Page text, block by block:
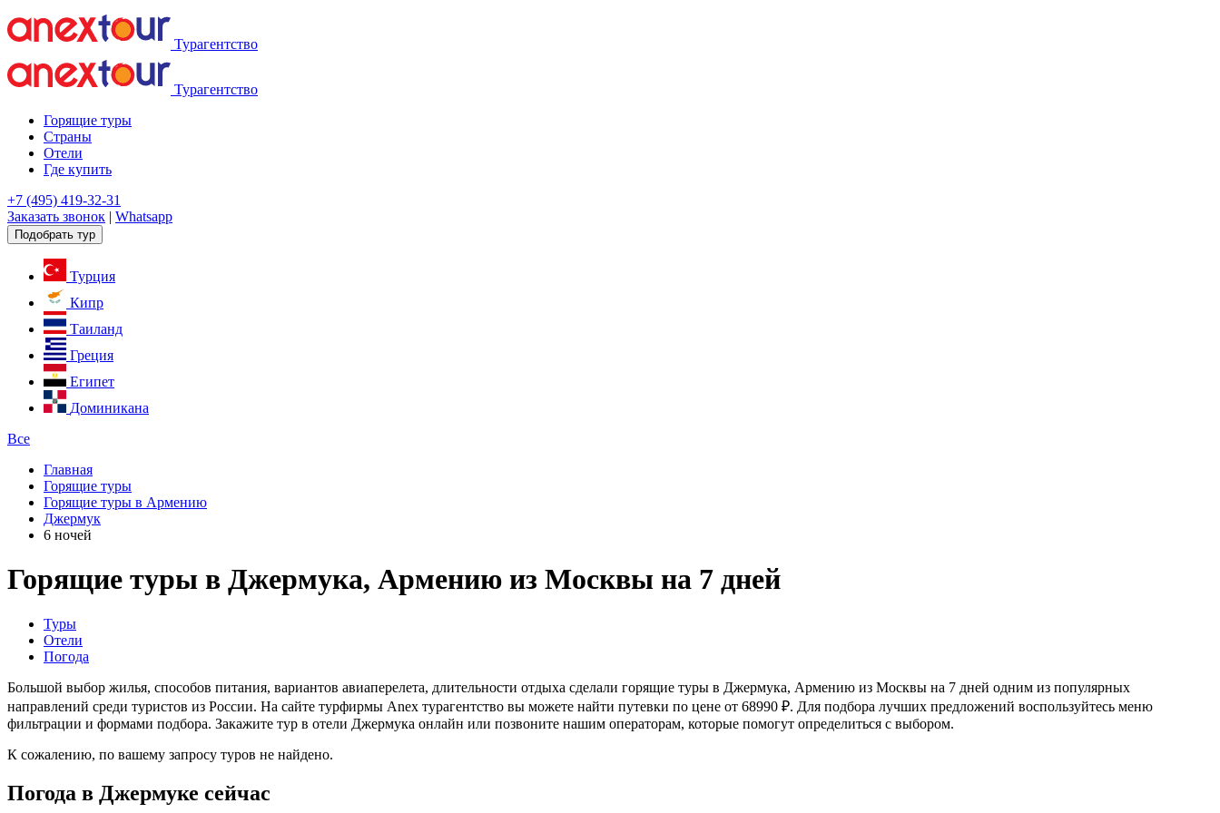
Турагентство
Турагентство
Горящие туры
Страны
Отели
Где купить
+7 (495) 419-32-31
Заказать звонок | Whatsapp
Подобрать тур
Турция
Кипр
Таиланд
Греция
Египет
Доминикана
Все
Главная
Горящие туры
Горящие туры в Армению
Джермук
6 ночей
Горящие туры в Джермука, Армению из Москвы на 7 дней
Туры
Отели
Погода
Большой выбор жилья, способов питания, вариантов авиаперелета, длительности отдыха сделали горящие туры в Джермука, Армению из Москвы на 7 дней одним из популярных
направлений среди туристов из России. На сайте турфирмы Anex турагентство вы можете найти путевки по цене от 68990 ₽. Для подбора лучших предложений воспользуйтесь меню
фильтрации и формами подбора. Закажите тур в отели Джермука онлайн или позвоните нашим операторам, которые помогут определиться с выбором.
К сожалению, по вашему запросу туров не найдено.
Погода в Джермуке сейчас